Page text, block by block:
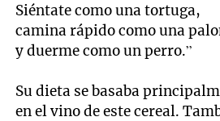
Siéntate como una tortuga,
camina rápido como una
y duerme como un perro.”
Su dieta se basaba
en el vino de este cereal.